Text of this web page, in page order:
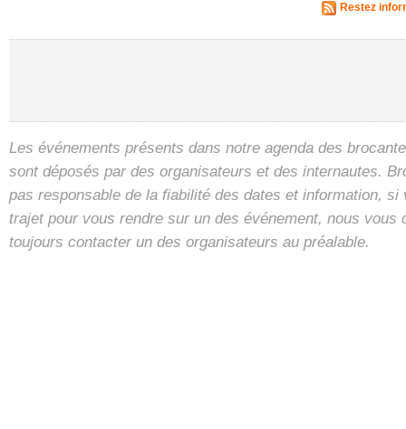
Restez
Les événements présents dans notre agenda des
sont déposés par des organisateurs et des internautes.
pas responsable de la fiabilité des dates et information, si
trajet pour vous rendre sur un des événement, nous vous
toujours contacter un des organisateurs au préalable.